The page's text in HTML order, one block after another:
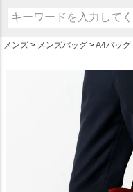
メンズ メンズバッグ A4バッグ